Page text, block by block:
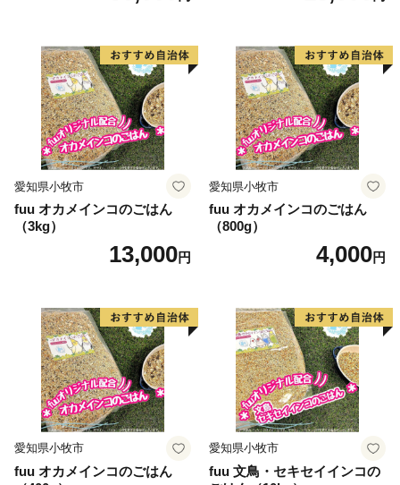
愛知県小牧市
fuu オカメインコのごはん
（3kg）
13,000円
愛知県小牧市
fuu オカメインコのごはん
（800g）
4,000円
愛知県小牧市
fuu オカメインコのごはん
愛知県小牧市
fuu 文鳥・セキセイインコの